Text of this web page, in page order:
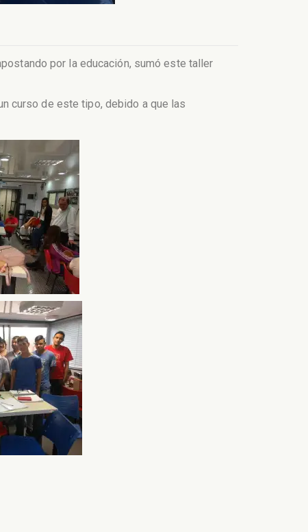
por la educación, sumó este taller
curso de este tipo, debido a que las